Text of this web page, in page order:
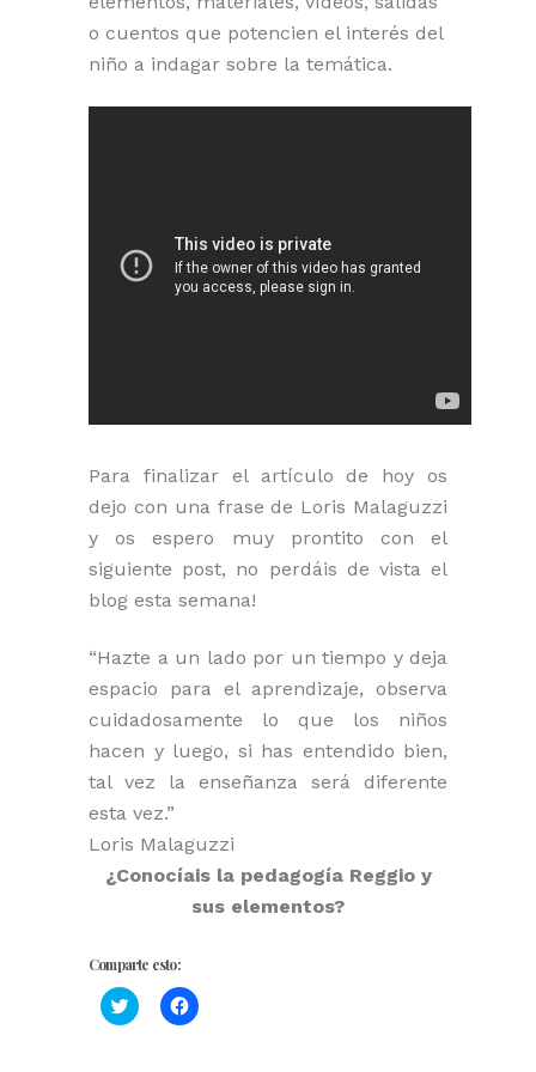
o cuentos que potencien el interés del
niño a indagar sobre la temática.
Para finalizar el artículo de hoy os
dejo con una frase de Loris Malaguzzi
y os espero muy prontito con el
siguiente post, no perdáis de vista el
blog esta semana!
“Hazte a un lado por un tiempo y deja
espacio para el aprendizaje, observa
cuidadosamente lo que los niños
hacen y luego, si has entendido bien,
tal vez la enseñanza será diferente
esta vez.”
Loris Malaguzzi
¿Conocíais la pedagogía Reggio y
sus elementos?
Comparte esto:
Haz
clic
Haz
clic